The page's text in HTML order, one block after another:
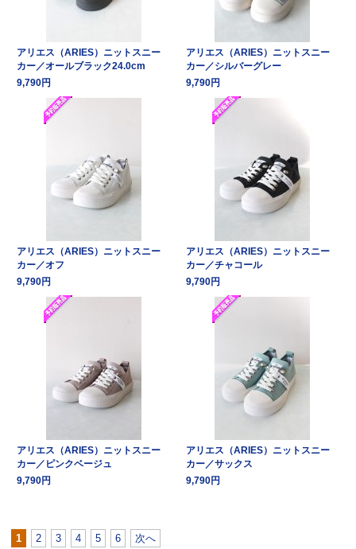
アリエス（ARIES）ニットスニー
カー／オールブラック24.0cm
9,790円
アリエス（ARIES）ニットスニー
カー／シルバーグレー
9,790円
アリエス（ARIES）ニットスニー
カー／オフ
9,790円
アリエス（ARIES）ニットスニー
カー／チャコール
9,790円
アリエス（ARIES）ニットスニー
カー／ピンクベージュ
9,790円
アリエス（ARIES）ニットスニー
カー／サックス
9,790円
1 2 3 4 5 6 次へ